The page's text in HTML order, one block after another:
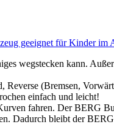
geeignet für Kinder im
wegstecken kann.
(Bremsen,
einfach und leicht!
fahren. Der BERG
Dadurch bleibt der